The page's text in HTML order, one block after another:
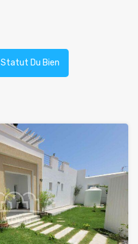
Statut Du Bien